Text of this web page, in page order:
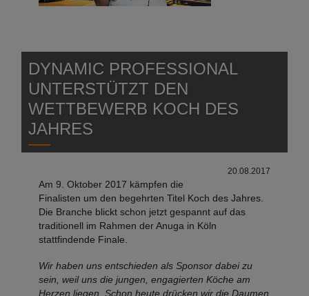
DYNAMIC PROFESSIONAL
UNTERSTÜTZT DEN
WETTBEWERB KOCH DES
JAHRES
20.08.2017
Am 9. Oktober 2017 kämpfen die
Finalisten um den begehrten Titel Koch des Jahres.
Die Branche blickt schon jetzt gespannt auf das
traditionell im Rahmen der Anuga in Köln
stattfindende Finale.
Wir haben uns entschieden als Sponsor dabei zu
sein, weil uns die jungen, engagierten Köche am
Herzen liegen. Schon heute drücken wir die Daumen